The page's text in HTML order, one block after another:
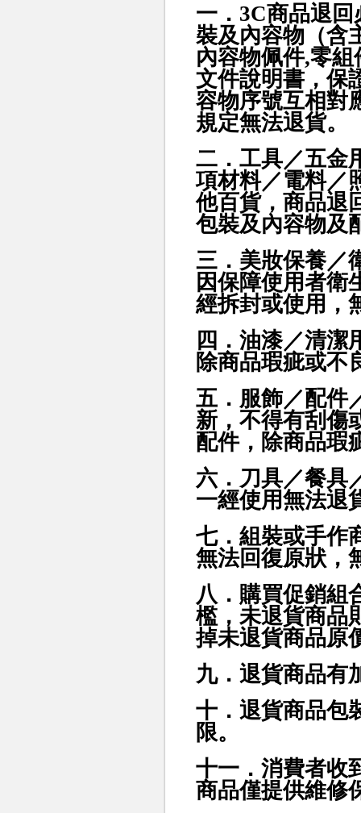
一．3C商品退回
裝及內容物（含
內容物佩件,零
文件說明書，保
容物序號互相對
規定無法退貨。
二．工具／五金
項材料／電料／
他百貨，商品退
包裝及內容物及
三．美妝保養／
因保障使用者衛
經拆封或使用，
四．油漆／清潔
除商品瑕疵或不
五．服飾／配件
新，不得有刮傷
配件，除商品瑕
六．刀具／餐具
一經使用無法退
七．組裝或手作
無法回復原狀，
八．購買促銷組
檻，未退貨商品
掉未退貨商品原
九．退貨商品有
十．退貨商品包
限。
十一．消費者收
商品僅提供維修